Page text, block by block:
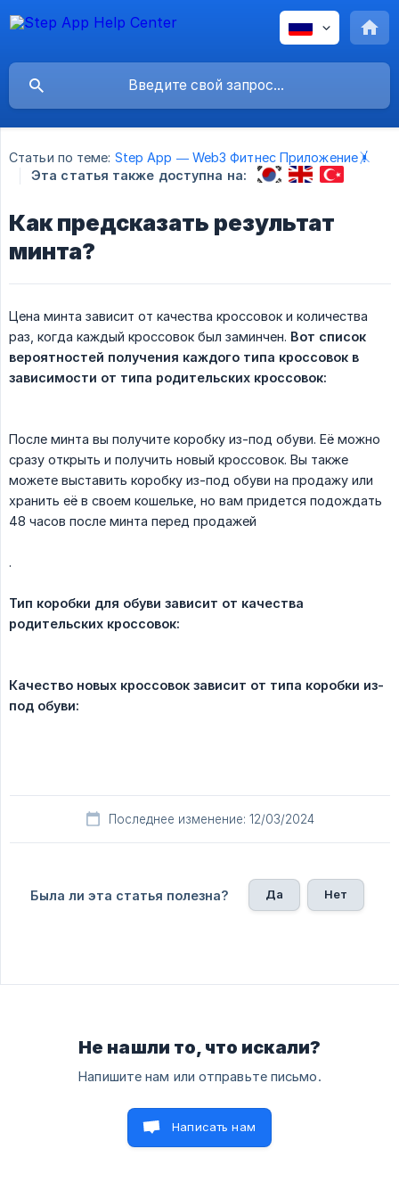
Статьи по теме: Step App — Web3 Фитнес Приложение🤸
Эта статья также доступна на:
Как предсказать результат
минта?
Цена минта зависит от качества кроссовок и количества
раз, когда каждый кроссовок был заминчен. Вот список
вероятностей получения каждого типа кроссовок в
зависимости от типа родительских кроссовок:
После минта вы получите коробку из-под обуви. Её можно
сразу открыть и получить новый кроссовок. Вы также
можете выставить коробку из-под обуви на продажу или
хранить её в своем кошельке, но вам придется подождать
48 часов после минта перед продажей
.
Тип коробки для обуви зависит от качества
родительских кроссовок:
Качество новых кроссовок зависит от типа коробки из-
под обуви:
Последнее изменение: 12/03/2024
Была ли эта статья полезна? Да Нет
Не нашли то, что искали?
Напишите нам или отправьте письмо.
Написать нам